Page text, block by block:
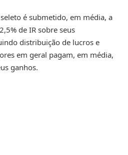
é submetido, em média, a
de IR sobre seus
distribuição de lucros e
em geral pagam, em média,
ganhos.